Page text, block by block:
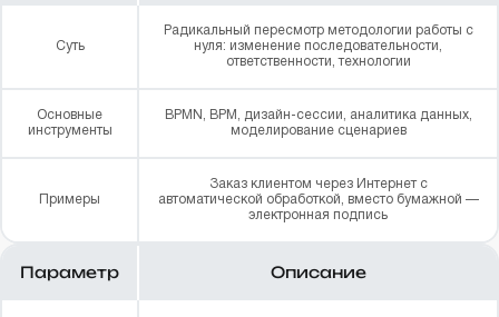
Суть
Радикальный пересмотр методологии работы с
нуля: изменение последовательности,
ответственности, технологии
Основные
инструменты
BPMN, BPM, дизайн-сессии, аналитика данных,
моделирование сценариев
Примеры
Заказ клиентом через Интернет с
автоматической обработкой, вместо бумажной —
электронная подпись
Параметр Описание